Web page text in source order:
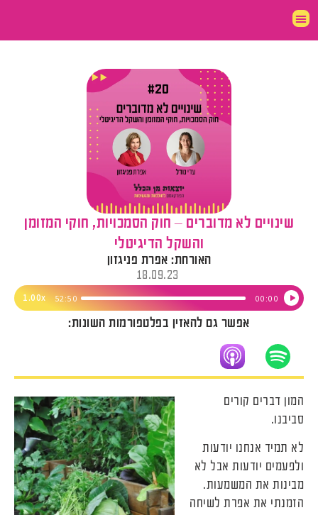
שינויים לא מדוברים – חוק הסמכויות, חוקי המזומן
והשקל הדיגיטלי
האורחת: אפרת פניגזון
18.09.23
נגן
00:00
52:50
1.00x
אפשר גם להאזין בפלטפורמות השונות:
המון דברים קורים
סביבנו.
לא תמיד אנחנו יודעות
ולפעמים יודעות אבל לא
מבינות את המשמעות.
הזמנתי את אפרת לשיחה